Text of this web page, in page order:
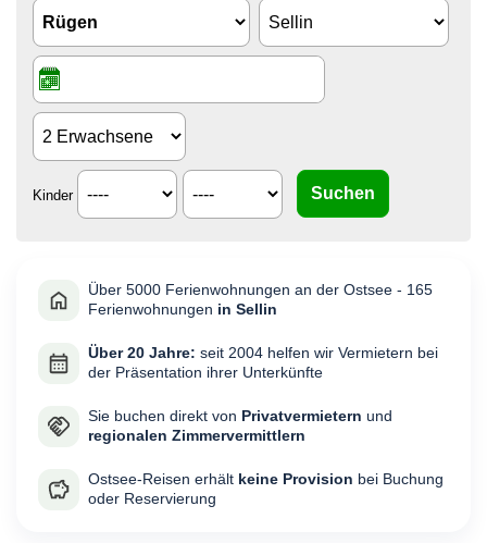
Kinder
Über 5000 Ferienwohnungen an der Ostsee - 165
Ferienwohnungen in Sellin
Über 20 Jahre: seit 2004 helfen wir Vermietern bei
der Präsentation ihrer Unterkünfte
Sie buchen direkt von Privatvermietern und
regionalen Zimmervermittlern
Ostsee-Reisen erhält keine Provision bei Buchung
oder Reservierung